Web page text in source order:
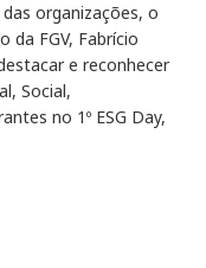
organizações, o
da FGV, Fabrício
e reconhecer
Social,
no 1º ESG Day,